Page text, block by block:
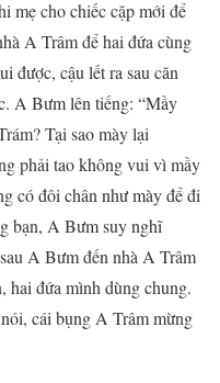
mẹ cho chiếc cặp mới để
A Trâm để hai đứa cùng
được, cậu lết ra sau căn
A Bưm lên tiếng: “Mầy
Tại sao mày lại
phải tao không vui vì mầy
có đôi chân như mày để đi
bạn, A Bưm suy nghĩ
A Bưm đến nhà A Trâm
hai đứa mình dùng chung.
cái bụng A Trâm mừng